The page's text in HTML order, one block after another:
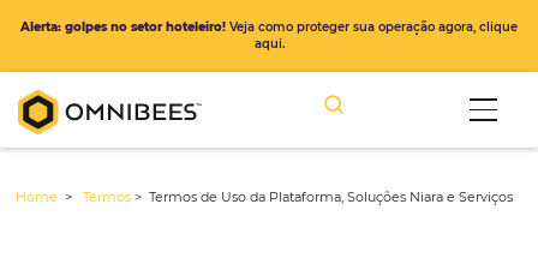
Alerta: golpes no setor hoteleiro!Veja como proteger sua operação